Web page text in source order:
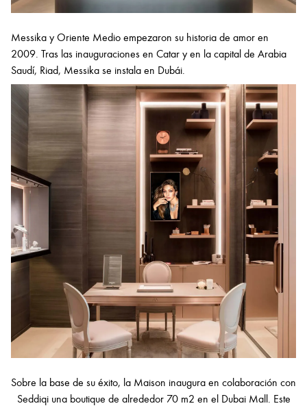
Messika y Oriente Medio empezaron su historia de amor en
2009. Tras las inauguraciones en Catar y en la capital de Arabia
Saudí, Riad, Messika se instala en Dubái.
Sobre la base de su éxito, la Maison inaugura en colaboración con
Seddiqi una boutique de alrededor 70 m2 en el Dubai Mall. Este